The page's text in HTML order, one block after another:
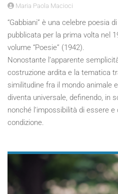
Maria Paola Macioci
“Gabbiani” è una celebre poesia
pubblicata per la prima volta nel
volume “Poesie” (1942).
Nonostante l’apparente
costruzione ardita e la tematica
similitudine fra il mondo animale
diventa universale, definendo, in
nonché l’impossibilità di essere
condizione.